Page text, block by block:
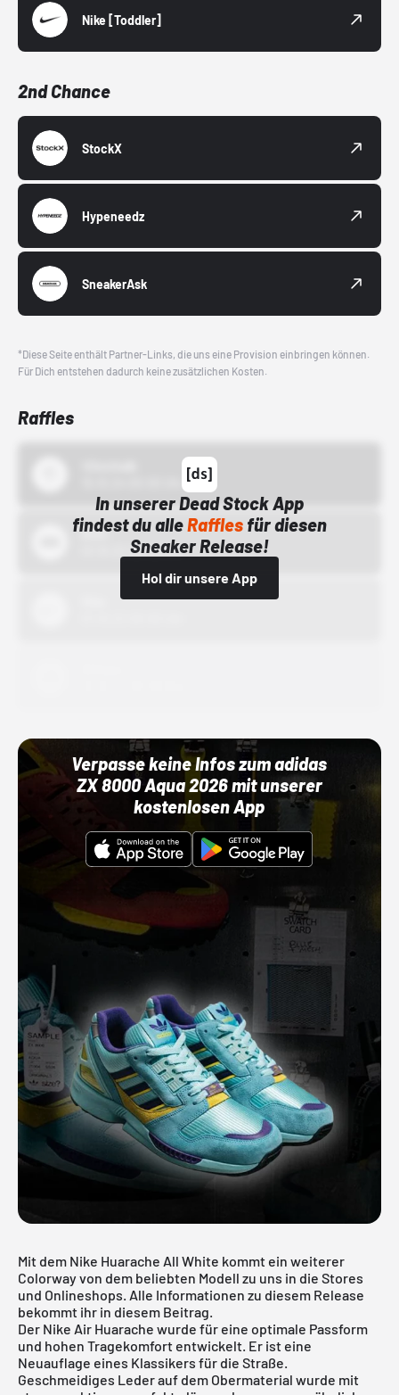
Nike [Toddler]
2nd Chance
StockX
Hypeneedz
SneakerAsk
*Diese Seite enthält Partner-Links, die uns eine Provision einbringen können.
Für Dich entstehen dadurch keine zusätzlichen Kosten.
Raffles
In unserer Dead Stock App
findest du alleRafflesfür diesen
Sneaker Release!
Hol dir unsere App
Bstn
01.10.22 00:00 Uhr
Verpasse keine Infos zum adidas
ZX 8000 Aqua 2026 mit unserer
kostenlosen App
Mit dem Nike Huarache All White kommt ein weiterer
Colorway von dem beliebten Modell zu uns in die Stores
und Onlineshops. Alle Informationen zu diesem Release
bekommt ihr in diesem Beitrag.
Der Nike Air Huarache wurde für eine optimale Passform
und hohen Tragekomfort entwickelt. Er ist eine
Neuauflage eines Klassikers für die Straße.
Geschmeidiges Leder auf dem Obermaterial wurde mit